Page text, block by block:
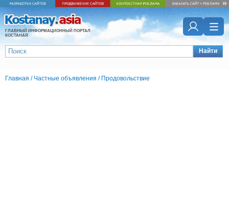
ГЛАВНЫЙ ИНФОРМАЦИОННЫЙ ПОРТАЛ
КОСТАНАЯ
Найти
Главная / Частные объявления / Продовольствие